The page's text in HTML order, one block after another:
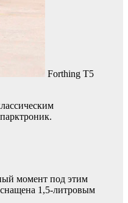
Forthing T5
момент под этим
1,5-литровым